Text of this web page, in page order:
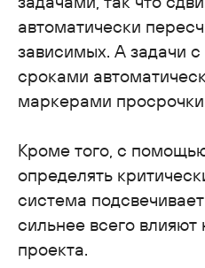
автоматически
зависимых. А задачи
сроками
маркерами
Кроме того, с
определять
система
сильнее всего влияют
проекта.